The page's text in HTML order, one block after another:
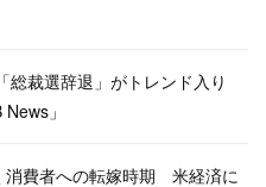
総裁選辞退」がトレンド入り
」
消費者への転嫁時期 米経済に